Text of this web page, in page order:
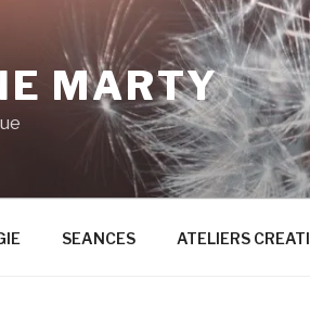
MARTY
SEANCES ATELIERS